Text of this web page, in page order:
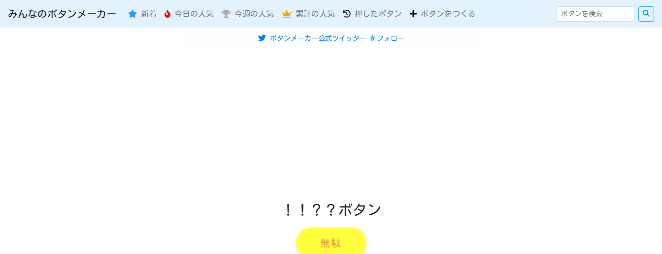
みんなのボタンメーカー 新着 今日の人気 今週の人気 累計の人気 押したボタン ボタンをつくる
ボタンメーカー公式ツイッター をフォロー
！！？？ボタン
無駄